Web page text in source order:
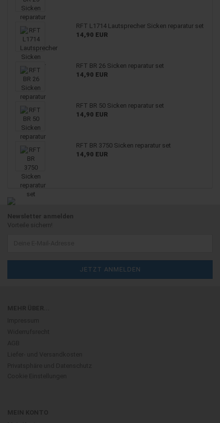
RFT L1714 Lautsprecher Sicken reparatur set
14,90 EUR
RFT BR 26 Sicken reparatur set
14,90 EUR
RFT BR 50 Sicken reparatur set
14,90 EUR
RFT BR 3750 Sicken reparatur set
14,90 EUR
Newsletter anmelden
Vorteile sichern!